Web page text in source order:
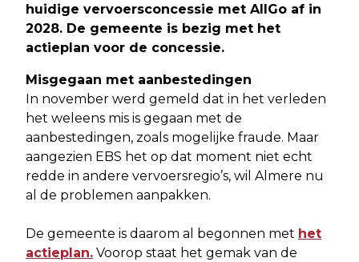
huidige vervoersconcessie met AllGo af in
2028. De gemeente is bezig met het
actieplan voor de concessie.
Misgegaan met aanbestedingen
In november werd gemeld dat in het verleden
het weleens mis is gegaan met de
aanbestedingen, zoals mogelijke fraude. Maar
aangezien EBS het op dat moment niet echt
redde in andere vervoersregio’s, wil Almere nu
al de problemen aanpakken.
De gemeente is daarom al begonnen met het
actieplan. Voorop staat het gemak van de